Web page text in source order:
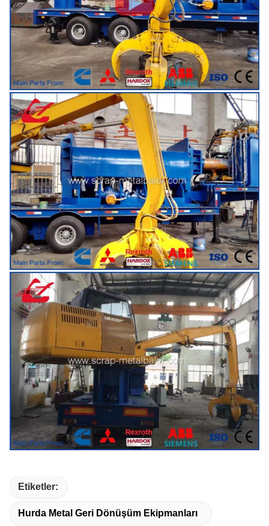
Etiketler:
Hurda Metal Geri Dönüşüm Ekipmanları